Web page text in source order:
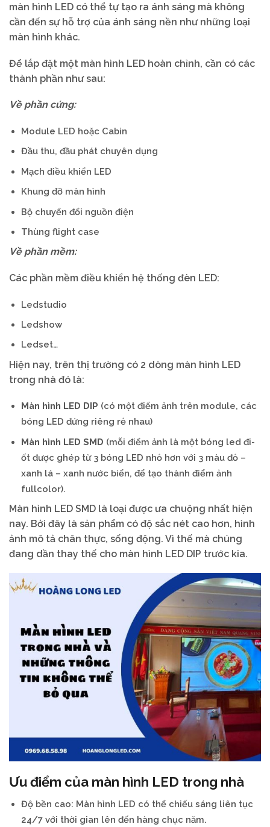
màn hình LED có thể tự tạo ra ánh sáng mà không
cần đến sự hỗ trợ của ánh sáng nền như những loại
màn hình khác.
Để lắp đặt một màn hình LED hoàn chỉnh, cần có các
thành phần như sau:
Về phần cứng:
Module LED hoặc Cabin
Đầu thu, đầu phát chuyên dụng
Mạch điều khiển LED
Khung đỡ màn hình
Bộ chuyển đổi nguồn điện
Thùng flight case
Về phần mềm:
Các phần mềm điều khiển hệ thống đèn LED:
Ledstudio
Ledshow
Ledset…
Hiện nay, trên thị trường có 2 dòng màn hình LED
trong nhà đó là:
Màn hình LED DIP (có một điểm ảnh trên module, các
bóng LED đứng riêng rẻ nhau)
Màn hình LED SMD (mỗi điểm ảnh là một bóng led đi-
ốt được ghép từ 3 bóng LED nhỏ hơn với 3 màu đỏ –
xanh lá – xanh nước biển, để tạo thành điểm ảnh
fullcolor).
Màn hình LED SMD là loại được ưa chuộng nhất hiện
nay. Bởi đây là sản phẩm có độ sắc nét cao hơn, hình
ảnh mô tả chân thực, sống động. Vì thế mà chúng
đang dần thay thế cho màn hình LED DIP trước kia.
Ưu điểm của màn hình LED trong nhà
Độ bền cao: Màn hình LED có thể chiếu sáng liên tục
24/7 với thời gian lên đến hàng chục năm.